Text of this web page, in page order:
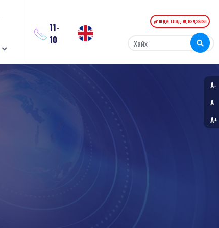
11-
10
ӨРГӨДӨЛ, ГОМДОЛ, МЭДЭЭЛЭЛ
A-
A
A+